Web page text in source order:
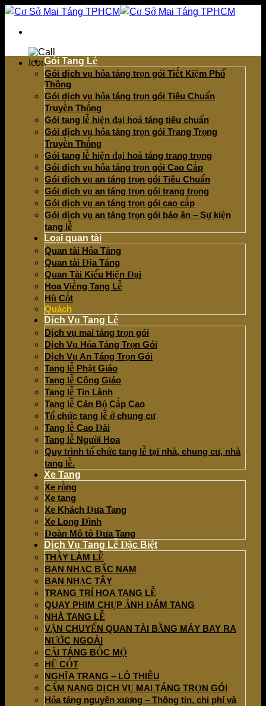
Bỏ
Hotline
090 666 0224 - Duy
Gói Tang Lễ
Gói dịch vụ hỏa táng trọn gói Tiết Kiệm Phổ
Thông
Gói dịch vụ hỏa táng trọn gói Tiêu Chuẩn
Truyền Thống
Gói tang lễ hiện đại hoả táng tiêu chuẩn
Gói dịch vụ hỏa táng trọn gói Trang Trọng
Truyền Thống
Gói tang lễ hiện đại hoả táng trang trọng
Gói dịch vụ hỏa táng trọn gói Cao Cấp
Gói dịch vụ an táng trọn gói Tiêu Chuẩn
Gói dịch vụ an táng trọn gói trang trọng
Gói dịch vụ an táng trọn gói cao cấp
Gói dịch vụ an táng trọn gói báo ân – Sự kiện
tang lễ
Loại quan tài
Quan tài Hỏa Táng
Quan tài Địa Táng
Quan Tài Kiểu Hiện Đại
Hoa Viếng Tang Lễ
Hũ Cốt
Quách
Dịch Vụ Tang Lễ
Dịch vụ mai táng trọn gói
Dịch Vụ Hỏa Táng Trọn Gói
Dịch Vụ An Táng Trọn Gói
Tang lễ Phật Giáo
Tang lễ Công Giáo
Tang lễ Tin Lành
Tang lễ Cán Bộ Cấp Cao
Tổ chức tang lễ ở chung cư
Tang lễ Cao Đài
Tang lễ Người Hoa
Quy trình tổ chức tang lễ tại nhà, chung cư, nhà
tang lễ.
Xe Tang
Xe rồng
Xe tang
Xe Khách Đưa Tang
Xe Long Đình
Đoàn Mô tô Đưa Tang
Dịch Vụ Tang Lễ Đặc Biệt
THẦY LÀM LỄ
BAN NHẠC BẮC NAM
BAN NHẠC TÂY
TRANG TRÍ HOA TANG LỄ
QUAY PHIM CHỤP ẢNH ĐÁM TANG
NHÀ TANG LỄ
VẬN CHUYỂN QUAN TÀI BẰNG MÁY BAY RA
NƯỚC NGOÀI
CẢI TÁNG BỐC MỘ
HŨ CỐT
NGHĨA TRANG – LÒ THIÊU
CẨM NANG DỊCH VỤ MAI TÁNG TRỌN GÓI
Hỏa táng nguyên xương – Thông tin, chi phí và